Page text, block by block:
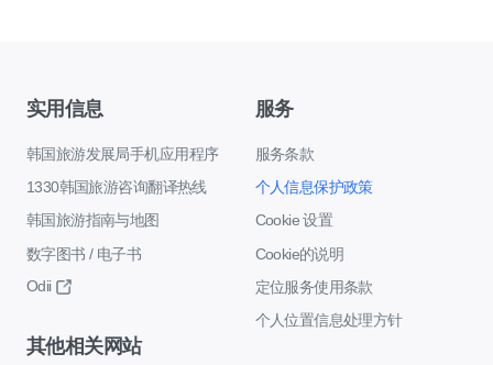
实用信息
韩国旅游发展局手机应用程序
1330韩国旅游咨询翻译热线
韩国旅游指南与地图
数字图书 / 电子书
Odii
服务
服务条款
个人信息保护政策
Cookie 设置
Cookie的说明
定位服务使用条款
个人位置信息处理方针
其他相关网站